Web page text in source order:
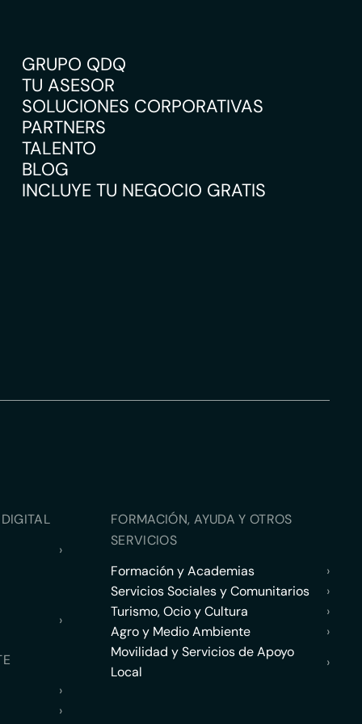
GRUPO QDQ
TU ASESOR
SOLUCIONES CORPORATIVAS
PARTNERS
TALENTO
BLOG
INCLUYE TU NEGOCIO GRATIS
›
›
›
›
FORMACIÓN, AYUDA Y OTROS
SERVICIOS
Formación y Academias
›
Servicios Sociales y Comunitarios
›
Turismo, Ocio y Cultura
›
Agro y Medio Ambiente
›
Movilidad y Servicios de Apoyo
Local
›